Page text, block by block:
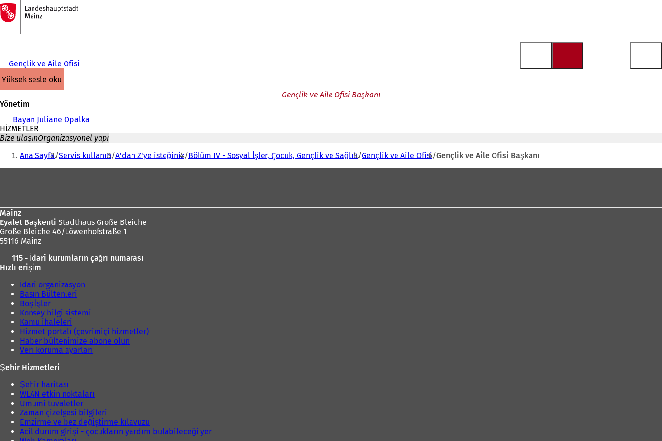
İçeriğe atla
Ana
sayfaya
Gençlik ve Aile Ofisi
yüksek sesle oku
Gençlik ve Aile Ofisi Başkanı
Yönetim
Bayan Juliane Opalka
HİZMETLER
Bize ulaşınOrganizasyonel yapı
Buradasınız:
Ana Sayfa Servis kullanın A'dan Z'ye isteğiniz Bölüm IV - Sosyal İşler, Çocuk, Gençlik ve Sağlık Gençlik ve Aile Ofisi Gençlik ve Aile Ofisi Başkanı
Mainz
Eyalet Başkenti Stadthaus Große Bleiche
Große Bleiche 46/Löwenhofstraße 1
55116 Mainz
115 - İdari kurumların çağrı numarası
Hızlı erişim
İdari organizasyon
Basın Bültenleri
Boş İşler
Konsey bilgi sistemi
Kamu ihaleleri
Hizmet portalı (çevrimiçi hizmetler)
Haber bültenimize abone olun
Veri koruma ayarları
Şehir Hizmetleri
Şehir haritası
WLAN etkin noktaları
Umumi tuvaletler
Zaman çizelgesi bilgileri
Emzirme ve bez değiştirme kılavuzu
Acil durum girişi - çocukların yardım bulabileceği yer